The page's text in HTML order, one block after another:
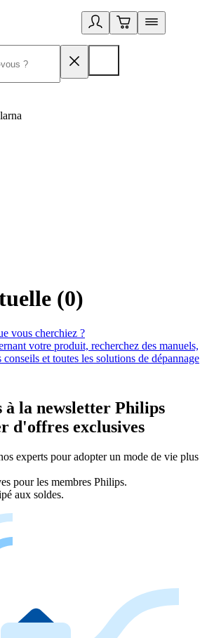
(0)
vous cherchiez ?
votre produit, recherchez des manuels,
et toutes les solutions de dépannage
à la newsletter Philips
d'offres exclusives
experts pour adopter un mode de vie plus
pour les membres Philips.
aux soldes.